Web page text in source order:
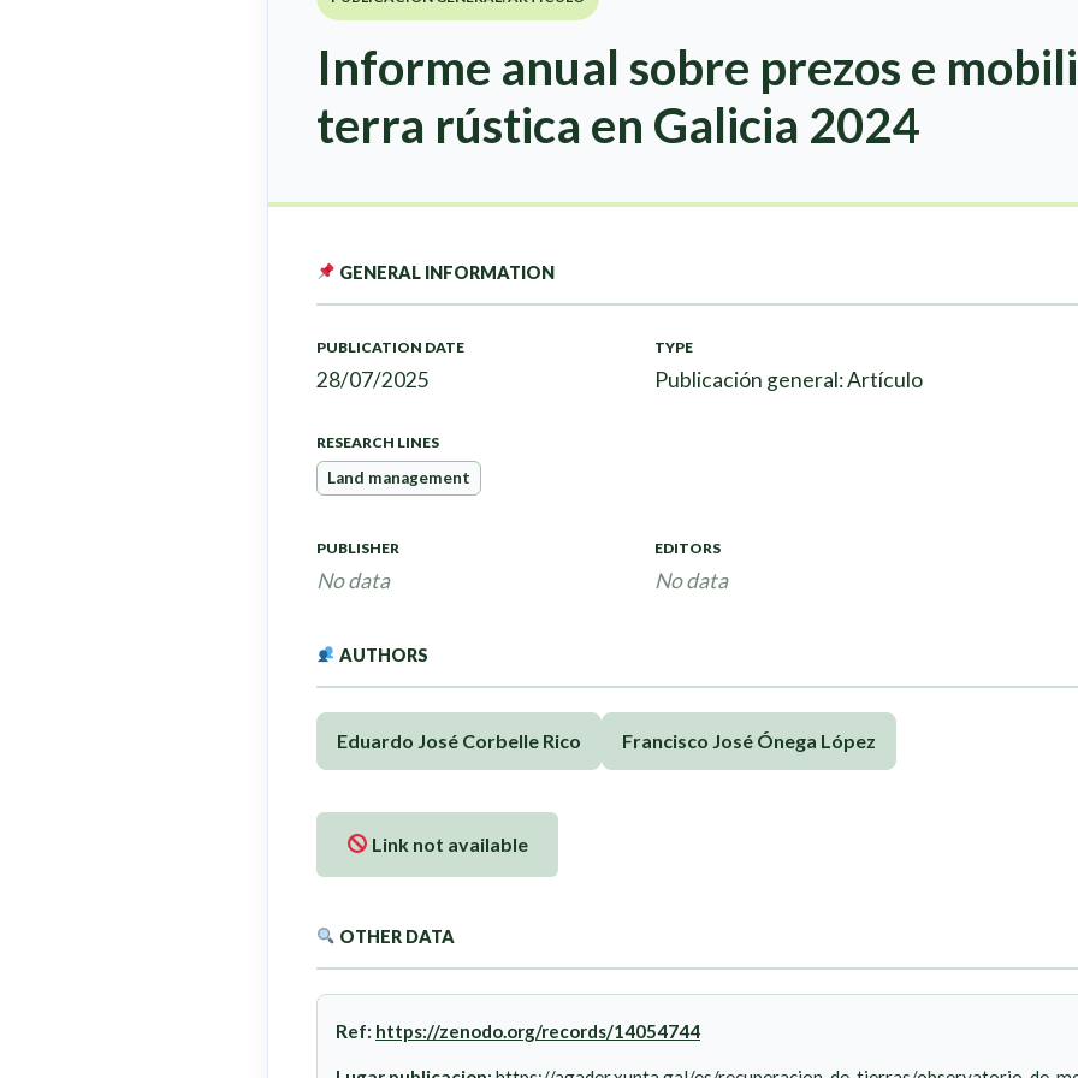
Informe anual sobre prezos e
terra rústica en Galicia 2024
GENERAL INFORMATION
PUBLICATION DATE
28/07/2025
TYPE
Publicación general: Artículo
RESEARCH LINES
Land management
PUBLISHER
No data
EDITORS
No data
AUTHORS
Eduardo José Corbelle Rico Francisco José Ónega López
Link not available
OTHER DATA
Ref: https://zenodo.org/records/14054744